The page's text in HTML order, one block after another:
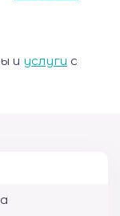
и услуги с